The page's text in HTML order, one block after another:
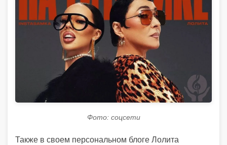
Фото: соцсети
Также в своем персональном блоге Лолита